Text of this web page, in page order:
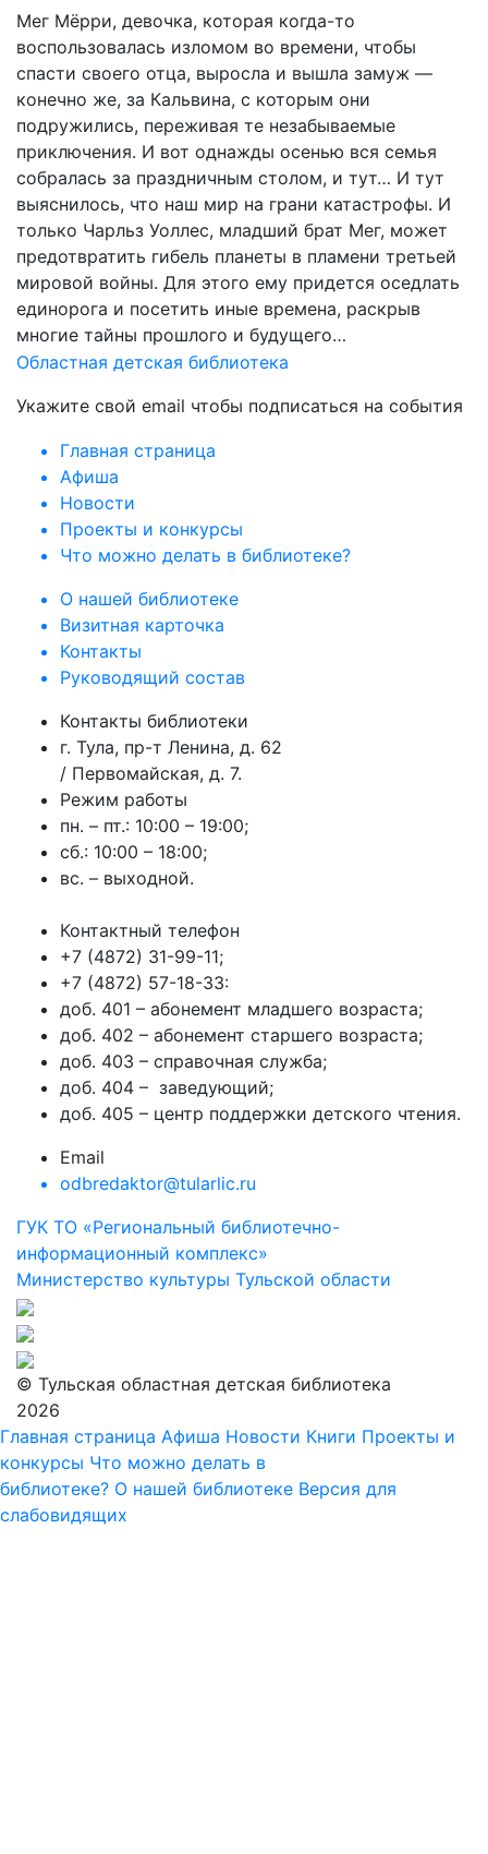
Мег Мёрри, девочка, которая когда-то
воспользовалась изломом во времени, чтобы
спасти своего отца, выросла и вышла замуж —
конечно же, за Кальвина, с которым они
подружились, переживая те незабываемые
приключения. И вот однажды осенью вся семья
собралась за праздничным столом, и тут… И тут
выяснилось, что наш мир на грани катастрофы. И
только Чарльз Уоллес, младший брат Мег, может
предотвратить гибель планеты в пламени третьей
мировой войны. Для этого ему придется оседлать
единорога и посетить иные времена, раскрыв
многие тайны прошлого и будущего…
Областная детская библиотека
Укажите свой email чтобы подписаться на события
Главная страница
Афиша
Новости
Проекты и конкурсы
Что можно делать в библиотеке?
О нашей библиотеке
Визитная карточка
Контакты
Руководящий состав
Контакты библиотеки
г. Тула, пр-т Ленина, д. 62
/ Первомайская, д. 7.
Режим работы
пн. – пт.: 10:00 – 19:00;
сб.: 10:00 – 18:00;
вс. – выходной.
Контактный телефон
+7 (4872) 31-99-11;
+7 (4872) 57-18-33:
доб. 401 – абонемент младшего возраста;
доб. 402 – абонемент старшего возраста;
доб. 403 – справочная служба;
доб. 404 – заведующий;
доб. 405 – центр поддержки детского чтения.
Email
odbredaktor@tularlic.ru
ГУК ТО «Региональный библиотечно-
информационный комплекс»
Министерство культуры Тульской области
© Тульская областная детская библиотека
2026
Главная страница Афиша Новости Книги Проекты и
конкурсы Что можно делать в
библиотеке? О нашей библиотеке Версия для
слабовидящих